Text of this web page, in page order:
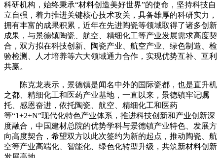
科研机构，始终秉承“材料创造美好世界”的使命，坚持科技自
立自强，着力推进关键核心技术攻关，具备雄厚的科研实力，
拥有丰富的成果积累，近年在先进陶瓷等领域取得了诸多创新
成果，与景德镇陶瓷、航空、精细化工等产业发展需求高度契
合，双方拟在科技创新、陶瓷产业、航空产业、绿色制造、检
验检测、人才培养等六大领域通力合作，实现优势互补、互利
共赢。
陈克龙表示，景德镇是闻名中外的国际瓷都，也是直升机
之都、精细化工和医药产业基地，一直以来，景德镇牢记嘱
托、感恩奋进，依托陶瓷、航空、精细化工和医药
等“1+2+N”现代化特色产业体系，推进科技创新和产业创新深
度融合，中国建材总院的优势学科与景德镇产业特色、发展方
向高度契合，希望双方以此次签约为新的起点，推动陶瓷、航
空等产业高端化、智能化、绿色化转型升级，共筑新材料创新